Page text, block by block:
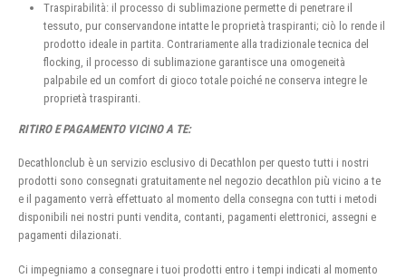
Traspirabilità: il processo di sublimazione permette di penetrare il
tessuto, pur conservandone intatte le proprietà traspiranti; ciò lo rende il
prodotto ideale in partita. Contrariamente alla tradizionale tecnica del
flocking, il processo di sublimazione garantisce una omogeneità
palpabile ed un comfort di gioco totale poiché ne conserva integre le
proprietà traspiranti.
RITIRO E PAGAMENTO VICINO A TE:
Decathlonclub è un servizio esclusivo di Decathlon per questo tutti i nostri
prodotti sono consegnati gratuitamente nel negozio decathlon più vicino a te
e il pagamento verrà effettuato al momento della consegna con tutti i metodi
disponibili nei nostri punti vendita, contanti, pagamenti elettronici, assegni e
pagamenti dilazionati.
Ci impegniamo a consegnare i tuoi prodotti entro i tempi indicati al momento